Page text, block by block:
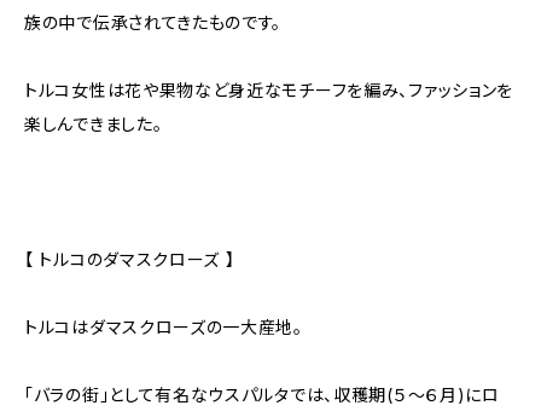
族の中で伝承されてきたものです。
トルコ女性は花や果物など身近なモチーフを編み、ファッションを
楽しんできました。
【 トルコのダマスクローズ 】
トルコはダマスクローズの一大産地。
「バラの街」として有名なウスパルタでは、収穫期(５～６月)にロ